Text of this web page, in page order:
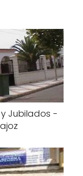
Jubilados -